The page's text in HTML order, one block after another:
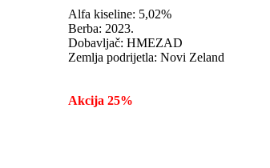
Alfa kiseline: 5,02%
Berba: 2023.
Dobavljač: HMEZAD
Zemlja podrijetla: Novi Zeland
Akcija 25%